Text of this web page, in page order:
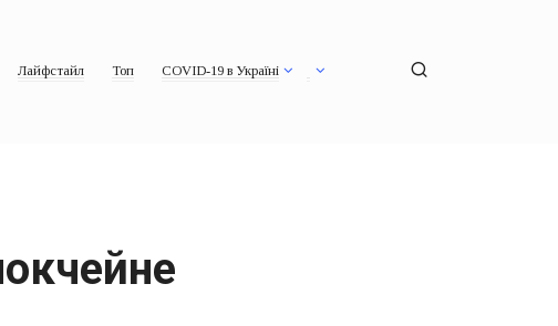
Лайфстайл Топ COVID-19 в Україні